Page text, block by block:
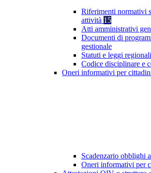
Riferimenti normativi
attività 15
Atti amministrativi
Documenti di
gestionale
Statuti e leggi regionali
Codice disciplinare e
Oneri informativi per
Scadenzario obblighi
Oneri informativi per